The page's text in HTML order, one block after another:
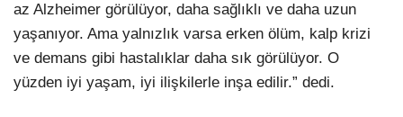
az Alzheimer görülüyor, daha sağlıklı ve daha uzun
yaşanıyor. Ama yalnızlık varsa erken ölüm, kalp krizi
ve demans gibi hastalıklar daha sık görülüyor. O
yüzden iyi yaşam, iyi ilişkilerle inşa edilir.” dedi.